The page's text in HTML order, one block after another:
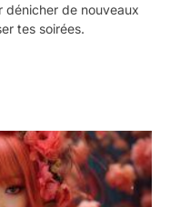
dénicher de nouveaux
tes soirées.